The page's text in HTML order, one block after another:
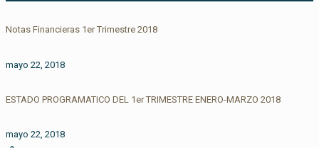
Notas Financieras 1er Trimestre 2018
mayo 22, 2018
ESTADO PROGRAMATICO DEL 1er TRIMESTRE ENERO-MARZO 2018
mayo 22, 2018